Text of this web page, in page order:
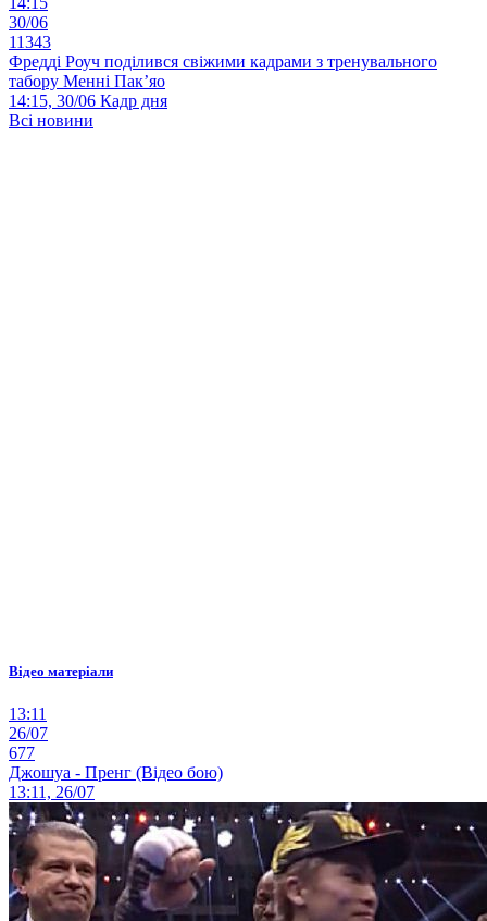
30/06
11343
Фредді Роуч поділився свіжими кадрами з тренувального
табору Менні Пак’яо
14:15, 30/06 Кадр дня
Всі новини
Відео матеріали
13:11
26/07
677
Джошуа - Пренг (Відео бою)
13:11, 26/07